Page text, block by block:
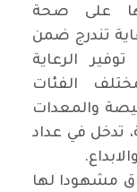
على صحة
تندرج ضمن
الرعاية
الفئات
والمعدات
تدخل في عداد
.
مشهودا لها